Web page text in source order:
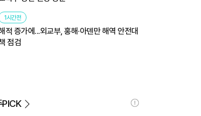
1시간전
적 증가에...외교부, 홍해·아덴만 해역 안전대
점검
PICK